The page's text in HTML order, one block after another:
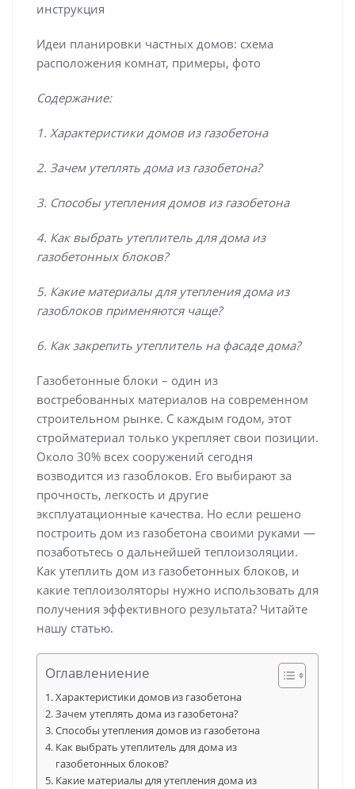
инструкция
Идеи планировки частных домов: схема
расположения комнат, примеры, фото
Содержание:
1. Характеристики домов из газобетона
2. Зачем утеплять дома из газобетона?
3. Способы утепления домов из газобетона
4. Как выбрать утеплитель для дома из
газобетонных блоков?
5. Какие материалы для утепления дома из
газоблоков применяются чаще?
6. Как закрепить утеплитель на фасаде дома?
Газобетонные блоки – один из
востребованных материалов на современном
строительном рынке. С каждым годом, этот
стройматериал только укрепляет свои позиции.
Около 30% всех сооружений сегодня
возводится из газоблоков. Его выбирают за
прочность, легкость и другие
эксплуатационные качества. Но если решено
построить дом из газобетона своими руками —
позаботьтесь о дальнейшей теплоизоляции.
Как утеплить дом из газобетонных блоков, и
какие теплоизоляторы нужно использовать для
получения эффективного результата? Читайте
нашу статью.
Оглавлениение
Характеристики домов из газобетона
Зачем утеплять дома из газобетона?
Способы утепления домов из газобетона
Как выбрать утеплитель для дома из
газобетонных блоков?
Какие материалы для утепления дома из